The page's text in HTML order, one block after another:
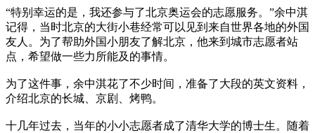
“特别幸运的是，我还参与了北京奥运会的志愿服务。”余中淇
记得，当时北京的大街小巷经常可以见到来自世界各地的外国
友人。为了帮助外国小朋友了解北京，他来到城市志愿者站
点，希望做一些力所能及的事情。
为了这件事，余中淇花了不少时间，准备了大段的英文资料，
介绍北京的长城、京剧、烤鸭。
十几年过去，当年的小小志愿者成了清华大学的博士生。随着